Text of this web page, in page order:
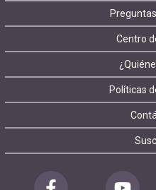
Footer
menu
Centro
Políticas